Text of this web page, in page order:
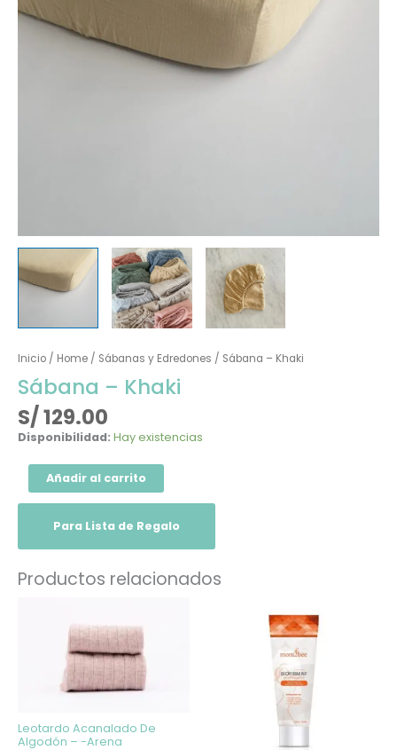
Inicio/ Home/ Sábanas y Edredones / Sábana – Khaki
Sábana – Khaki
S/129.00
Disponibilidad: Hay existencias
Añadir al carrito
Para Lista de Regalo
Productos relacionados
Leotardo Acanalado De
Algodón – -Arena